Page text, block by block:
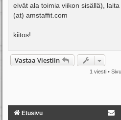
eivät ala toimia viikon sisällä),
(at) amstaffit.com
kiitos!
Vastaa Viestiin
1 viesti • Sivu
Etusivu